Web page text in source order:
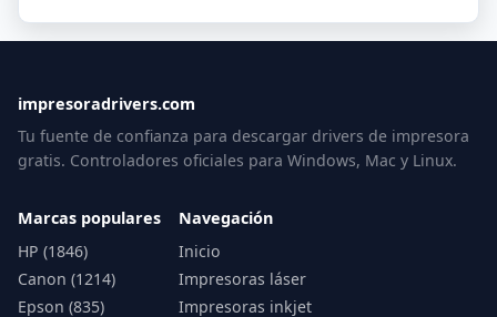
impresoradrivers.com
Tu fuente de confianza para descargar drivers de impresora
gratis. Controladores oficiales para Windows, Mac y Linux.
Marcas populares
HP (1846)
Canon (1214)
Epson (835)
Navegación
Inicio
Impresoras láser
Impresoras inkjet